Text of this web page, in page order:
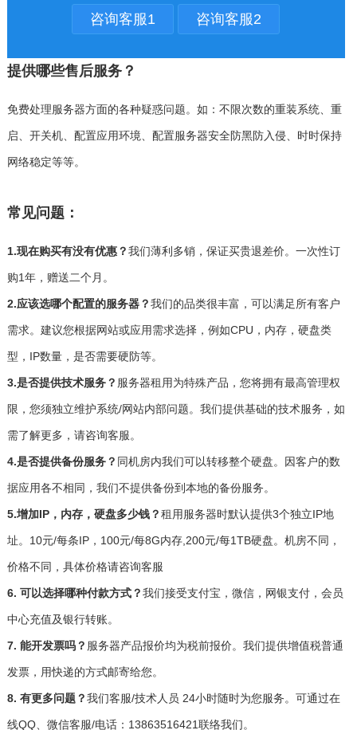
咨询客服1 咨询客服2
提供哪些售后服务？
免费处理服务器方面的各种疑惑问题。如：不限次数的重装系统、重
启、开关机、配置应用环境、配置服务器安全防黑防入侵、时时保持
网络稳定等等。
常见问题：
1.现在购买有没有优惠？我们薄利多销，保证买贵退差价。一次性订
购1年，赠送二个月。
2.应该选哪个配置的服务器？我们的品类很丰富，可以满足所有客户
需求。建议您根据网站或应用需求选择，例如CPU，内存，硬盘类
型，IP数量，是否需要硬防等。
3.是否提供技术服务？ 服务器租用为特殊产品，您将拥有最高管理权
限，您须独立维护系统/网站内部问题。我们提供基础的技术服务，如
需了解更多，请咨询客服。
4.是否提供备份服务？ 同机房内我们可以转移整个硬盘。因客户的数
据应用各不相同，我们不提供备份到本地的备份服务。
5.增加IP，内存，硬盘多少钱？租用服务器时默认提供3个独立IP地
址。10元/每条IP，100元/每8G内存,200元/每1TB硬盘。机房不同，
价格不同，具体价格请咨询客服
6. 可以选择哪种付款方式？我们接受支付宝，微信，网银支付，会员
中心充值及银行转账。
7. 能开发票吗？ 服务器产品报价均为税前报价。我们提供增值税普通
发票，用快递的方式邮寄给您。
8. 有更多问题？我们客服/技术人员 24小时随时为您服务。可通过在
线QQ、微信客服/电话：13863516421联络我们。